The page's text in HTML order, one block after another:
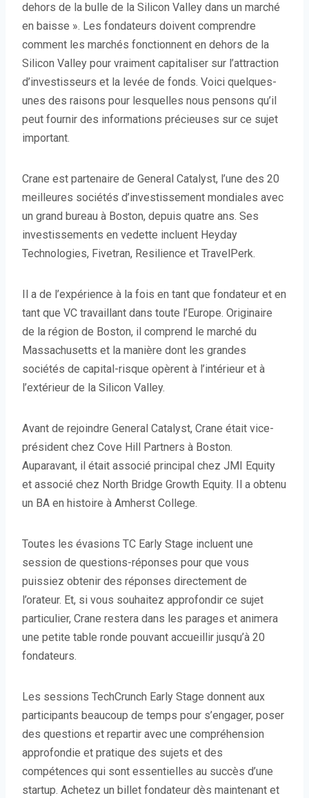
dehors de la bulle de la Silicon Valley dans un marché
en baisse ». Les fondateurs doivent comprendre
comment les marchés fonctionnent en dehors de la
Silicon Valley pour vraiment capitaliser sur l’attraction
d’investisseurs et la levée de fonds. Voici quelques-
unes des raisons pour lesquelles nous pensons qu’il
peut fournir des informations précieuses sur ce sujet
important.
Crane est partenaire de General Catalyst, l’une des 20
meilleures sociétés d’investissement mondiales avec
un grand bureau à Boston, depuis quatre ans. Ses
investissements en vedette incluent Heyday
Technologies, Fivetran, Resilience et TravelPerk.
Il a de l’expérience à la fois en tant que fondateur et en
tant que VC travaillant dans toute l’Europe. Originaire
de la région de Boston, il comprend le marché du
Massachusetts et la manière dont les grandes
sociétés de capital-risque opèrent à l’intérieur et à
l’extérieur de la Silicon Valley.
Avant de rejoindre General Catalyst, Crane était vice-
président chez Cove Hill Partners à Boston.
Auparavant, il était associé principal chez JMI Equity
et associé chez North Bridge Growth Equity. Il a obtenu
un BA en histoire à Amherst College.
Toutes les évasions TC Early Stage incluent une
session de questions-réponses pour que vous
puissiez obtenir des réponses directement de
l’orateur. Et, si vous souhaitez approfondir ce sujet
particulier, Crane restera dans les parages et animera
une petite table ronde pouvant accueillir jusqu’à 20
fondateurs.
Les sessions TechCrunch Early Stage donnent aux
participants beaucoup de temps pour s’engager, poser
des questions et repartir avec une compréhension
approfondie et pratique des sujets et des
compétences qui sont essentielles au succès d’une
startup. Achetez un billet fondateur dès maintenant et